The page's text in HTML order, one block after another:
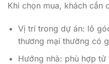
Khi chọn mua, khách cần
Vị trí trong dự án: lô
thương mại thường có
Hướng nhà: phù hợp